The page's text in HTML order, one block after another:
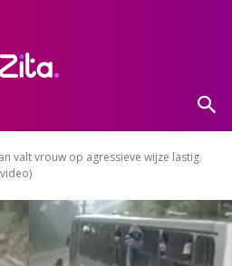
valt vrouw op agressieve wijze lastig.